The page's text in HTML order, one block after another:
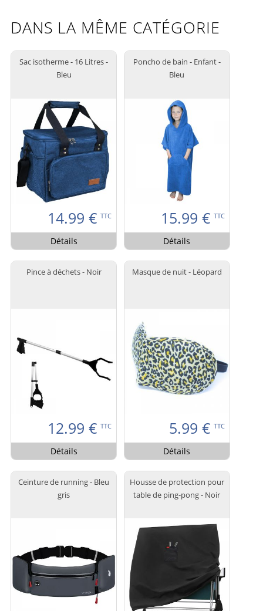
DANS LA MÊME CATÉGORIE
Sac isotherme - 16 Litres -
Bleu
14.99 € TTC
Détails
Poncho de bain - Enfant -
Bleu
15.99 € TTC
Détails
Pince à déchets - Noir
12.99 € TTC
Détails
Masque de nuit - Léopard
5.99 € TTC
Détails
Ceinture de running - Bleu
gris
Housse de protection pour
table de ping-pong - Noir